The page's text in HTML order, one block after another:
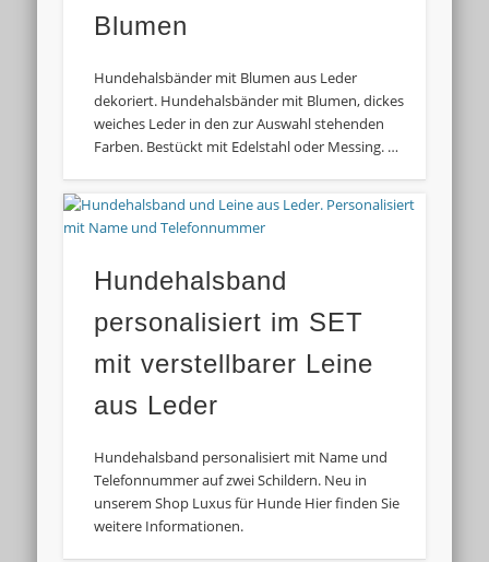
Blumen
Hundehalsbänder mit Blumen aus Leder
dekoriert. Hundehalsbänder mit Blumen, dickes
weiches Leder in den zur Auswahl stehenden
Farben. Bestückt mit Edelstahl oder Messing. …
Hundehalsband
personalisiert im SET
mit verstellbarer Leine
aus Leder
Hundehalsband personalisiert mit Name und
Telefonnummer auf zwei Schildern. Neu in
unserem Shop Luxus für Hunde Hier finden Sie
weitere Informationen.